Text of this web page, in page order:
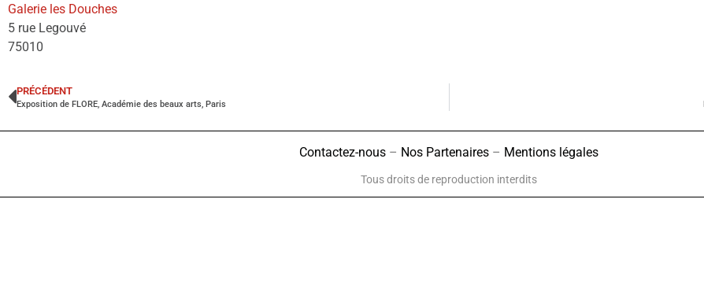
Galerie les Douches
5 rue Legouvé
75010
PRÉCÉDENT
Exposition de FLORE, Académie des beaux arts, Paris
Contactez-nous – Nos Partenaires – Mentions légales
Tous droits de reproduction interdits